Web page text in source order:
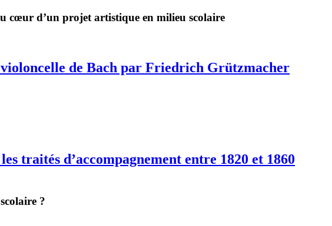
cœur d’un projet artistique en milieu scolaire
violoncelle de Bach par Friedrich Grützmacher
traités d’accompagnement entre 1820 et 1860
?